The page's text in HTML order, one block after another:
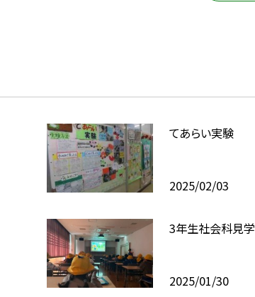
てあらい実験
2025/02/03
3年生社会科見学
2025/01/30